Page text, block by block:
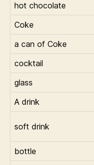
hot chocolate
Coke
a can of Coke
cocktail
glass
A drink
soft drink
bottle